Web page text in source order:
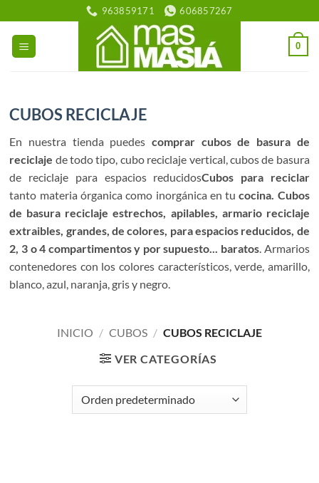
al
contenido
963859171 606857267
0
CUBOS RECICLAJE
En nuestra tienda puedes comprar cubos de basura de
reciclaje de todo tipo, cubo reciclaje vertical, cubos de basura
de reciclaje para espacios reducidosCubos para reciclar
tanto materia órganica como inorgánica en tucocina. Cubos
de basura reciclaje estrechos, apilables, armario reciclaje
extraibles, grandes, de colores, para espacios reducidos, de
2, 3 o 4 compartimentos y por supuesto... baratos. Armarios
contenedores con los colores característicos, verde, amarillo,
blanco, azul, naranja, gris y negro.
INICIO / CUBOS / CUBOS RECICLAJE
VER CATEGORÍAS